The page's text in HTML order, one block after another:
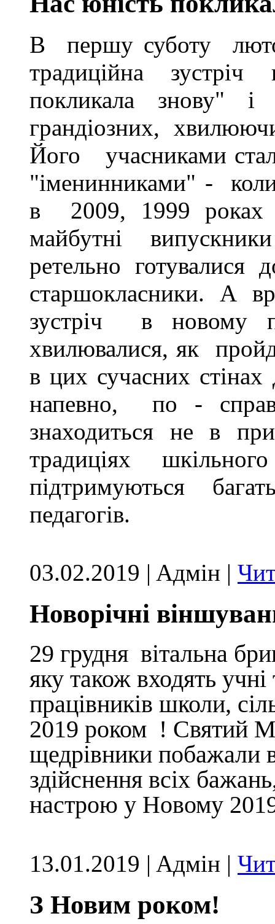
В першу суботу
традиційна
покликала знову"
грандіозних,
Його учасниками
"іменинниками" -
в 2009, 1999
майбутні
ретельно готувалися
старшокласники. А
зустріч в новому
хвилювалися, як
в цих сучасних
напевно, по -
знаходиться не в
традиціях
підтримуються
педагогів.
03.02.2019 | Aдмін |
Новорічні
29 грудня вітальна
яку також входять учні
працівників школи,
2019 роком ! Святий
щедрівники побажали
здійснення всіх
настрою у Новому
13.01.2019 | Aдмін |
З Новим роком!